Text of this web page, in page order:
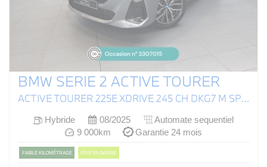
BMW SERIE 2 ACTIVE TOURER
ACTIVE TOURER 225E XDRIVE 245 CH DKG7 M SPORT
Hybride 08/2025
Automate sequentiel
9 000km
Garantie 24 mois
FAIBLE KILOMÉTRAGE PRIX EN BAISSE